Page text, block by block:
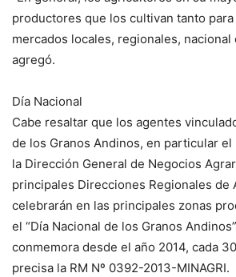
productores que los cultivan tanto
mercados locales, regionales, nacional
agregó.
Día Nacional
Cabe resaltar que los agentes
de los Granos Andinos, en particular el
la Dirección General de Negocios
principales Direcciones Regionales de
celebrarán en las principales zonas
el “Día Nacional de los Granos
conmemora desde el año 2014, cada
precisa la RM Nº 0392-2013-MINAGRI.